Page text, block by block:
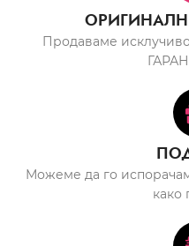
Продаваме
Можеме да го
како